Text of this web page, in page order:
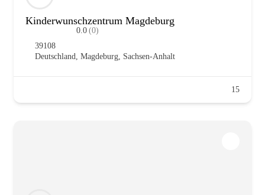
Kin­der­wunsch­zen­trum Mag­de­burg
0.0 (0)
39108
Deutsch­land, Mag­de­burg, Sach­sen-Anhalt
15